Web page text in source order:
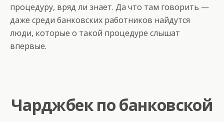
процедуру, вряд ли знает. Да что там говорить —
даже среди банковских работников найдутся
люди, которые о такой процедуре слышат
впервые.
Чарджбек по банковской